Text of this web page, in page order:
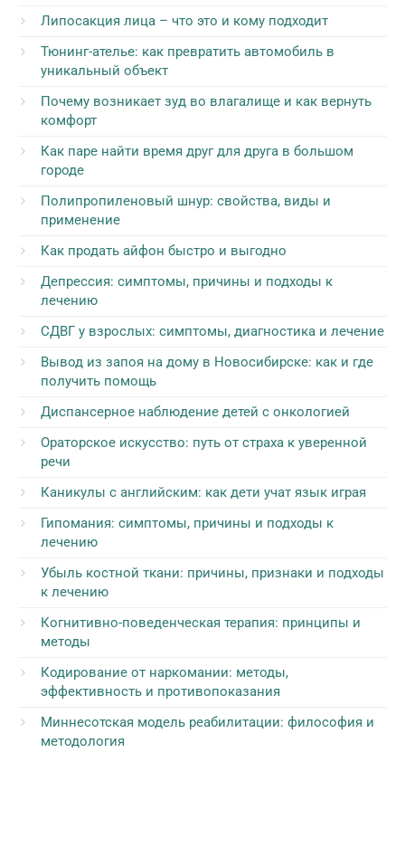
Липосакция лица – что это и кому подходит
Тюнинг-ателье: как превратить автомобиль в
уникальный объект
Почему возникает зуд во влагалище и как вернуть
комфорт
Как паре найти время друг для друга в большом
городе
Полипропиленовый шнур: свойства, виды и
применение
Как продать айфон быстро и выгодно
Депрессия: симптомы, причины и подходы к
лечению
СДВГ у взрослых: симптомы, диагностика и лечение
Вывод из запоя на дому в Новосибирске: как и где
получить помощь
Диспансерное наблюдение детей с онкологией
Ораторское искусство: путь от страха к уверенной
речи
Каникулы с английским: как дети учат язык играя
Гипомания: симптомы, причины и подходы к
лечению
Убыль костной ткани: причины, признаки и подходы
к лечению
Когнитивно-поведенческая терапия: принципы и
методы
Кодирование от наркомании: методы,
эффективность и противопоказания
Миннесотская модель реабилитации: философия и
методология